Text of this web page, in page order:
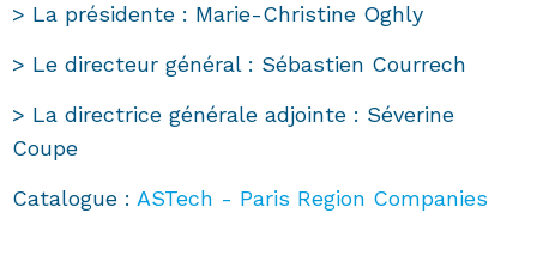
> La présidente : Marie-Christine Oghly
> Le directeur général : Sébastien Courrech
> La directrice générale adjointe : Séverine
Coupe
Catalogue : ASTech - Paris Region Companies